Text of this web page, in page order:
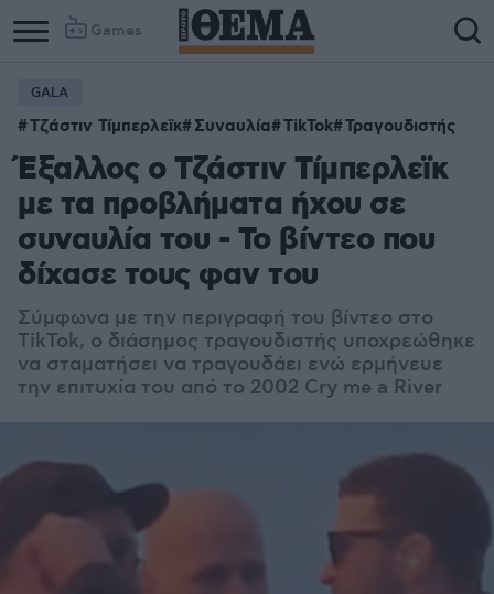
Games
GALA
Τζάστιν Τίμπερλεϊκ Συναυλία TikTok Τραγουδιστής
Έξαλλος ο Τζάστιν Τίμπερλεϊκ
με τα προβλήματα ήχου σε
συναυλία του - Το βίντεο που
δίχασε τους φαν του
Σύμφωνα με την περιγραφή του βίντεο στο
TikTok, ο διάσημος τραγουδιστής υποχρεώθηκε
να σταματήσει να τραγουδάει ενώ ερμήνευε
την επιτυχία του από το 2002 Cry me a River